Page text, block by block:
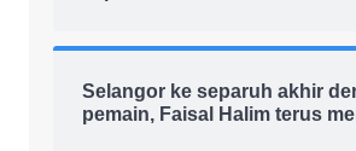
Selangor ke separuh akhir
pemain, Faisal Halim terus